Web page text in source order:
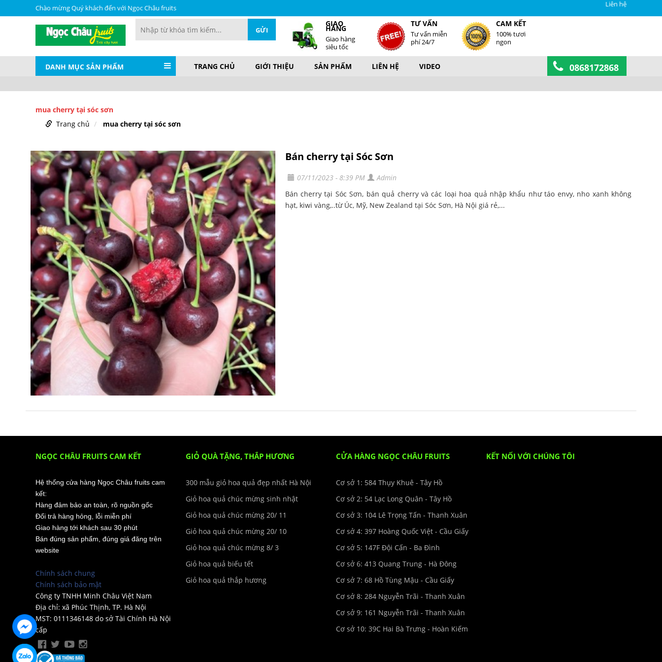
Chào mừng Quý khách đến với Ngọc Châu fruits Liên hệ
GIAO
HÀNG
Giao hàng
siêu tốc
TƯ VẤN
Tư vấn miễn
phí 24/7
CAM KẾT
100% tươi
ngon
DANH MỤC SẢN PHẨM TRANG CHỦ GIỚI THIỆU SẢN PHẨM LIÊN HỆ VIDEO 0868172868
mua cherry tại sóc sơn
Trang chủ
mua cherry tại sóc sơn
Bán cherry tại Sóc Sơn
07/11/2023 - 8:39 PM
Admin
Bán cherry tại Sóc Sơn, bán quả cherry và các loại hoa quả nhập khẩu như táo envy, nho xanh không
hạt, kiwi vàng,..từ Úc, Mỹ, New Zealand tại Sóc Sơn, Hà Nội giá rẻ,...
NGỌC CHÂU FRUITS CAM KẾT
Hệ thống cửa hàng Ngọc Châu fruits cam
kết:
Hàng đảm bảo an toàn, rõ nguồn gốc
Đổi trả hàng hỏng, lỗi miễn phí
Giao hàng tới khách sau 30 phút
Bán đúng sản phẩm, đúng giá đăng trên
website
Chính sách chung
Chính sách bảo mật
Công ty TNHH Minh Châu Việt Nam
Địa chỉ: xã Phúc Thịnh, TP. Hà Nội
MST: 0111346148 do sở Tài Chính Hà Nội
cấp
GIỎ QUÀ TẶNG, THẮP HƯƠNG
300 mẫu giỏ hoa quả đẹp nhất Hà Nội
Giỏ hoa quả chúc mừng sinh nhật
Giỏ hoa quả chúc mừng 20/ 11
Giỏ hoa quả chúc mừng 20/ 10
Giỏ hoa quả chúc mừng 8/ 3
Giỏ hoa quả biếu tết
Giỏ hoa quả thắp hương
CỬA HÀNG NGỌC CHÂU FRUITS
Cơ sở 1: 584 Thụy Khuê - Tây Hồ
Cơ sở 2: 54 Lạc Long Quân - Tây Hồ
Cơ sở 3: 104 Lê Trọng Tấn - Thanh Xuân
Cơ sở 4: 397 Hoàng Quốc Việt - Cầu Giấy
Cơ sở 5: 147F Đội Cấn - Ba Đình
Cơ sở 6: 413 Quang Trung - Hà Đông
Cơ sở 7: 68 Hồ Tùng Mậu - Cầu Giấy
Cơ sở 8: 284 Nguyễn Trãi - Thanh Xuân
Cơ sở 9: 161 Nguyễn Trãi - Thanh Xuân
Cơ sở 10: 39C Hai Bà Trưng - Hoàn Kiếm
KẾT NỐI VỚI CHÚNG TÔI